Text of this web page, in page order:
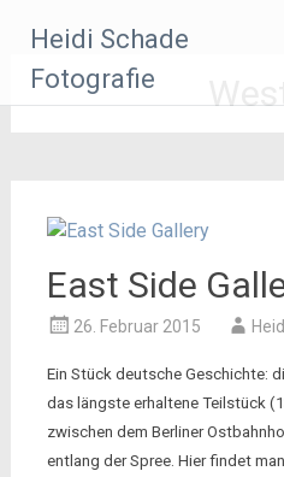
Inhalt
springen
Heidi Schade
Fotografie
East Side
26. Februar 2015
Ein Stück deutsche Geschichte:
das längste erhaltene Teilstück
zwischen dem Berliner
entlang der Spree. Hier findet